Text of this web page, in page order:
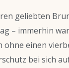
geliebten
– immerhin
ohne einen
bei sich